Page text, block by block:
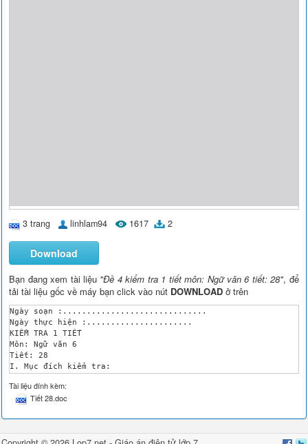
3 trang linhlam94 1617 2
Download
Bạn đang xem tài liệu "Đề 4 kiểm tra 1 tiết môn: Ngữ văn 6 tiết: 28", để
tải tài liệu gốc về máy bạn click vào nút DOWNLOAD ở trên
Ngày soạn :..............................
Ngày thực hiện :......................
KIỂM TRA 1 TIẾT
Môn: Ngữ văn 6
Tiết: 28
I. Mục đích kiểm tra:
Thu thập thông tin để đánh giá năng lực đọc- hiểu văn bản
II. Hình thức đề kiểm tra:
1. Hình thức:
2. Thời gian: 45 Phút.
III. Thiết lập ma trận:
Tài liệu đính kèm:
Tiết 28.doc